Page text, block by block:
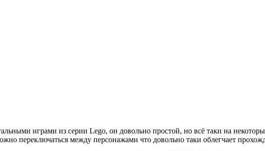
играми из серии Lego, он довольно простой, но всё таки на
переключаться между персонажами что довольно таки облегчает